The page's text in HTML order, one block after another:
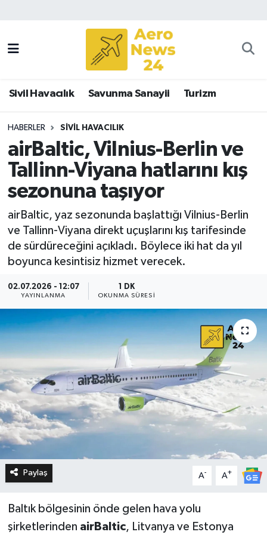
Sivil Havacılık Savunma Sanayii Turizm
HABERLER SIVIL HAVACILIK
airBaltic, Vilnius-Berlin ve
Tallinn-Viyana hatlarını kış
sezonuna taşıyor
airBaltic, yaz sezonunda başlattığı Vilnius-Berlin
ve Tallinn-Viyana direkt uçuşlarını kış tarifesinde
de sürdüreceğini açıkladı. Böylece iki hat da yıl
boyunca kesintisiz hizmet verecek.
02.07.2026 - 12:07
YAYINLANMA
1 DK
OKUNMA SÜRESI
Paylaş A- A+
Baltık bölgesinin önde gelen hava yolu
şirketlerinden airBaltic, Litvanya ve Estonya